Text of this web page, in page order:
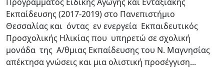
Εκπαίδευσης (2017-2019) στο Πανεπιστήμιο
Θεσσαλίας και όντας εν ενεργεία Εκπαιδευτικός
Προσχολικής Ηλικίας που υπηρετώ σε σχολική
μονάδα της Α/θμιας Εκπαίδευσης του Ν. Μαγνησίας
απέκτησα γνώσεις και μια ολιστική προσέγγιση...